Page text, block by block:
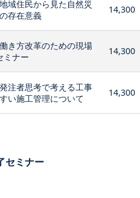
域住民から見た自然災
存在意義
14,300
き方改革のための現場
ミナー
14,300
注者思考で考える工事
い施工管理について
14,300
セミナー